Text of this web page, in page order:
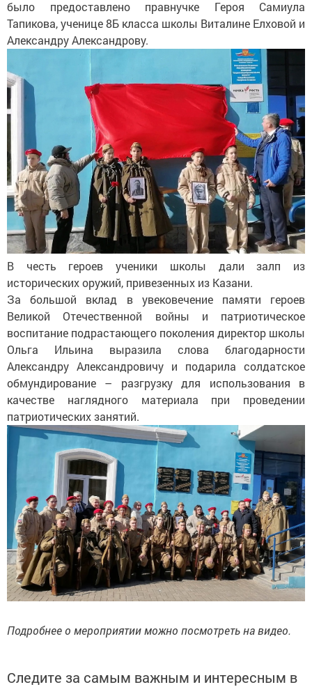
было предоставлено правнучке Героя Самиула
Тапикова, ученице 8Б класса школы Виталине Елховой и
Александру Александрову.
В честь героев ученики школы дали залп из
исторических оружий, привезенных из Казани.
За большой вклад в увековечение памяти героев
Великой Отечественной войны и патриотическое
воспитание подрастающего поколения директор школы
Ольга Ильина выразила слова благодарности
Александру Александровичу и подарила солдатское
обмундирование – разгрузку для использования в
качестве наглядного материала при проведении
патриотических занятий.
Подробнее о мероприятии можно посмотреть на видео.
Следите за самым важным и интересным в